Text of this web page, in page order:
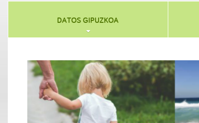
DATOS GIPUZKOA